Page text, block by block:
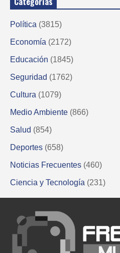
Política (3815)
Economía (2172)
Educación (1845)
Seguridad (1762)
Cultura (1079)
Medio Ambiente (866)
Salud (854)
Deportes (658)
Noticias Frecuentes (460)
Ciencia y Tecnología (231)